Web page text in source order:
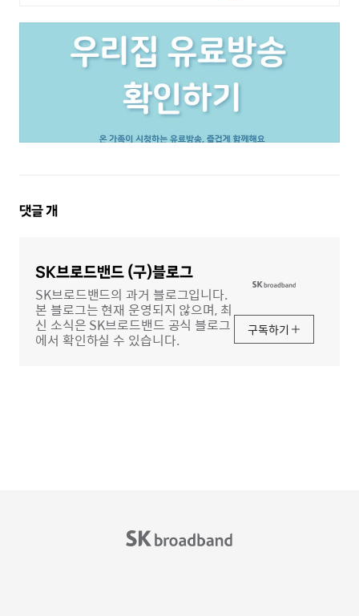
댓
댓글개
SK브로드밴드 (구)블로그
SK브로드밴드의 과거 블로그입니다.
본 블로그는 현재 운영되지 않으며, 최
신 소식은 SK브로드밴드 공식 블로그
에서 확인하실 수 있습니다.
구독하기